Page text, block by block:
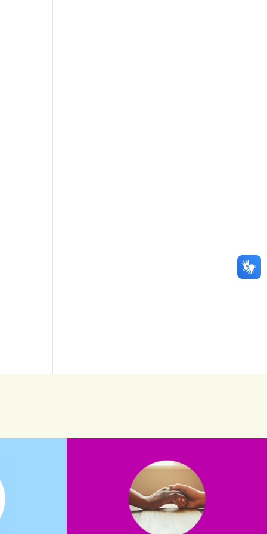
assuntos. Entre em contato conosco e
saiba como nos ajudar.
saiba mais